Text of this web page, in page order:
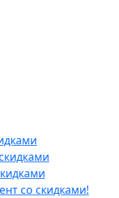
со скидками!